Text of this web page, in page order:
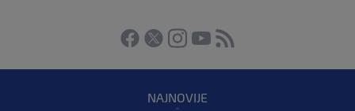
NAJNOVIJE